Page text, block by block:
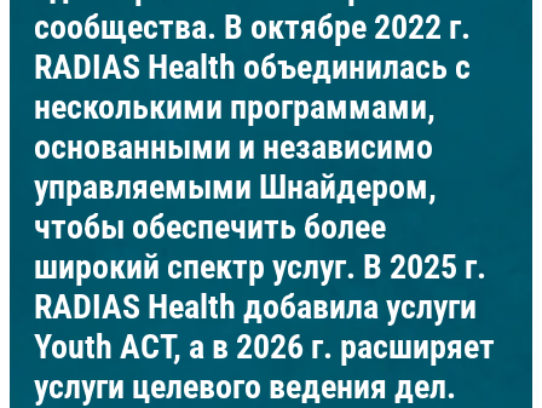
сообщества. В октябре 2022 г.
RADIAS Health объединилась с
несколькими программами,
основанными и независимо
управляемыми Шнайдером,
чтобы обеспечить более
широкий спектр услуг. В 2025 г.
RADIAS Health добавила услуги
Youth ACT, а в 2026 г. расширяет
услуги целевого ведения дел.